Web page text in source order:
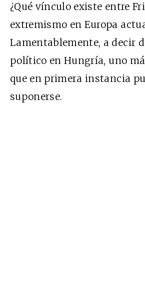
¿Qué vínculo existe entre
extremismo en Europa
Lamentablemente, a decir
político en Hungría, uno
que en primera instancia
suponerse.